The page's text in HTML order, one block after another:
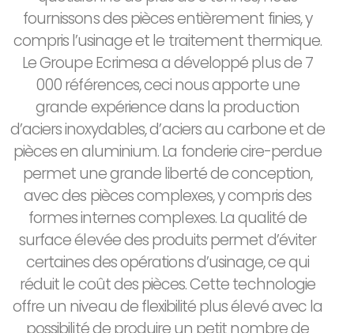
fournissons des pièces entièrement finies, y
compris l’usinage et le traitement thermique.
Le Groupe Ecrimesa a développé plus de 7
000 références, ceci nous apporte une
grande expérience dans la production
d’aciers inoxydables, d’aciers au carbone et de
pièces en aluminium. La fonderie cire-perdue
permet une grande liberté de conception,
avec des pièces complexes, y compris des
formes internes complexes. La qualité de
surface élevée des produits permet d’éviter
certaines des opérations d’usinage, ce qui
réduit le coût des pièces. Cette technologie
offre un niveau de flexibilité plus élevé avec la
possibilité de produire un petit nombre de